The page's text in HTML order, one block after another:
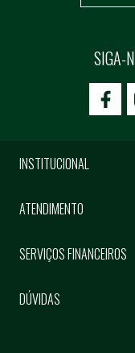
SIGA-
icon-
INSTITUCIONAL
ATENDIMENTO
SERVIÇOS FINANCEIROS
DÚVIDAS